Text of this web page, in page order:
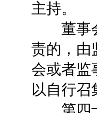
主持。
董事会
责的，由
会或者监
以自行召